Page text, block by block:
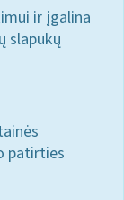
ir įgalina
slapukų
patirties